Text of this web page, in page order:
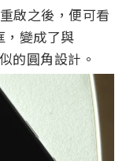
啟之後，便可看
，變成了與
的圓角設計。